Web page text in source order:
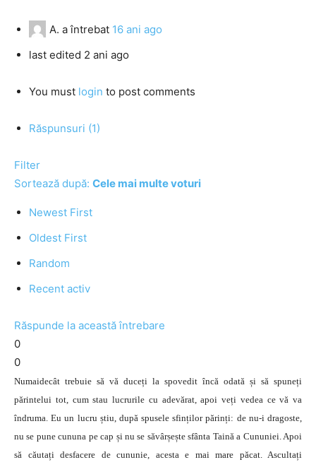
A. a întrebat 16 ani ago
last edited 2 ani ago
You must login to post comments
Răspunsuri (1)
Filter
Sortează după: Cele mai multe voturi
Newest First
Oldest First
Random
Recent activ
Răspunde la această întrebare
0
0
Numaidecât trebuie să vă duceți la spovedit încă odată și să spuneți
părintelui tot, cum stau lucrurile cu adevărat, apoi veți vedea ce vă va
îndruma. Eu un lucru știu, după spusele sfinților părinți: de nu-i dragoste,
nu se pune cununa pe cap și nu se săvârșește sfânta Taină a Cununiei. Apoi
să căutați desfacere de cununie, acesta e mai mare păcat. Ascultați